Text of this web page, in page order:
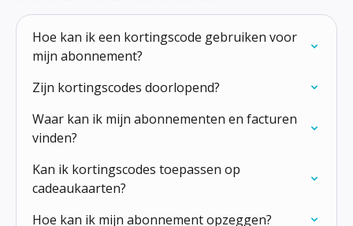
Hoe kan ik een kortingscode gebruiken voor
mijn abonnement?
Zijn kortingscodes doorlopend?
Waar kan ik mijn abonnementen en facturen
vinden?
Kan ik kortingscodes toepassen op
cadeaukaarten?
Hoe kan ik mijn abonnement opzeggen?